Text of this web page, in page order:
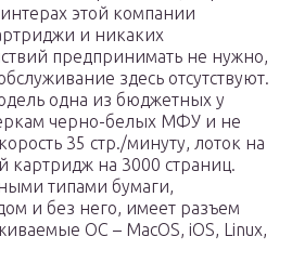
этой компании
и никаких
предпринимать не нужно,
здесь отсутствуют.
одна из бюджетных у
черно-белых МФУ и не
35 стр./минуту, лоток на
картридж на 3000 страниц.
типами бумаги,
и без него, имеет разъем
ОС – MacOS, iOS, Linux,